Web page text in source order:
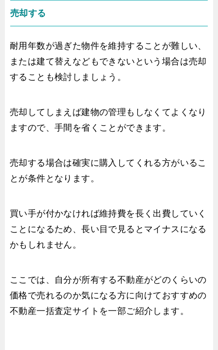
売却する
耐用年数が過ぎた物件を維持することが難しい、
または建て替えなどもできないという場合は売却
することも検討しましょう。
売却してしまえば建物の管理もしなくてよくなり
ますので、手間を省くことができます。
売却する場合は確実に購入してくれる方がいるこ
とが条件となります。
買い手が付かなければ維持費を長く出費していく
ことになるため、長い目で見るとマイナスになる
かもしれません。
ここでは、自分が所有する不動産がどのくらいの
価格で売れるのか気になる方に向けておすすめの
不動産一括査定サイトを一部ご紹介します。